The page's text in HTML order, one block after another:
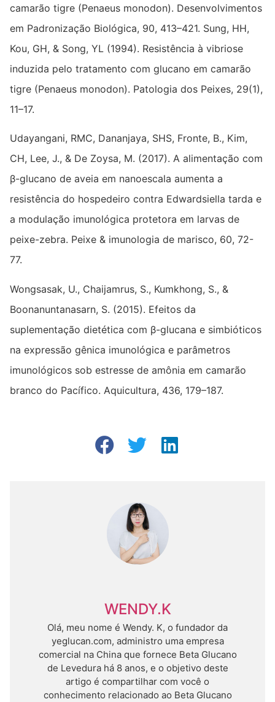
camarão tigre (Penaeus monodon). Desenvolvimentos
em Padronização Biológica, 90, 413–421. Sung, HH,
Kou, GH, & Song, YL (1994). Resistência à vibriose
induzida pelo tratamento com glucano em camarão
tigre (Penaeus monodon). Patologia dos Peixes, 29(1),
11–17.
Udayangani, RMC, Dananjaya, SHS, Fronte, B., Kim,
CH, Lee, J., & De Zoysa, M. (2017). A alimentação com
β-glucano de aveia em nanoescala aumenta a
resistência do hospedeiro contra Edwardsiella tarda e
a modulação imunológica protetora em larvas de
peixe-zebra. Peixe & imunologia de marisco, 60, 72-
77.
Wongsasak, U., Chaijamrus, S., Kumkhong, S., &
Boonanuntanasarn, S. (2015). Efeitos da
suplementação dietética com β-glucana e simbióticos
na expressão gênica imunológica e parâmetros
imunológicos sob estresse de amônia em camarão
branco do Pacífico. Aquicultura, 436, 179–187.
WENDY.K
Olá, meu nome é Wendy. K, o fundador da
yeglucan.com, administro uma empresa
comercial na China que fornece Beta Glucano
de Levedura há 8 anos, e o objetivo deste
artigo é compartilhar com você o
conhecimento relacionado ao Beta Glucano